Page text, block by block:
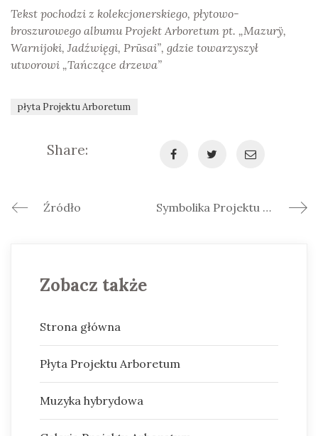
Tekst pochodzi z kolekcjonerskiego, płytowo-
broszurowego albumu Projekt Arboretum pt. „Mazurÿ,
Warnijoki, Jadźwięgi, Prūsai”, gdzie towarzyszył
utworowi „Tańczące drzewa”
płyta Projektu Arboretum
Share:
Źródło Symbolika Projektu Arboretum
Zobacz także
Strona główna
Płyta Projektu Arboretum
Muzyka hybrydowa